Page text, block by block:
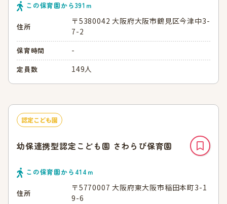
この保育園から391 ｍ
住所
〒5380042 大阪府大阪市鶴見区今津中3-
7-2
保育時間 -
定員数 149人
認定こども園
幼保連携型認定こども園 さわらび保育園
この保育園から 414 ｍ
住所
〒5770007 大阪府東大阪市稲田本町3-1
9-6